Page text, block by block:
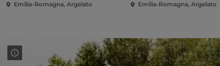
Emilia-Romagna, Argelato Emilia-Romagna, Argelato